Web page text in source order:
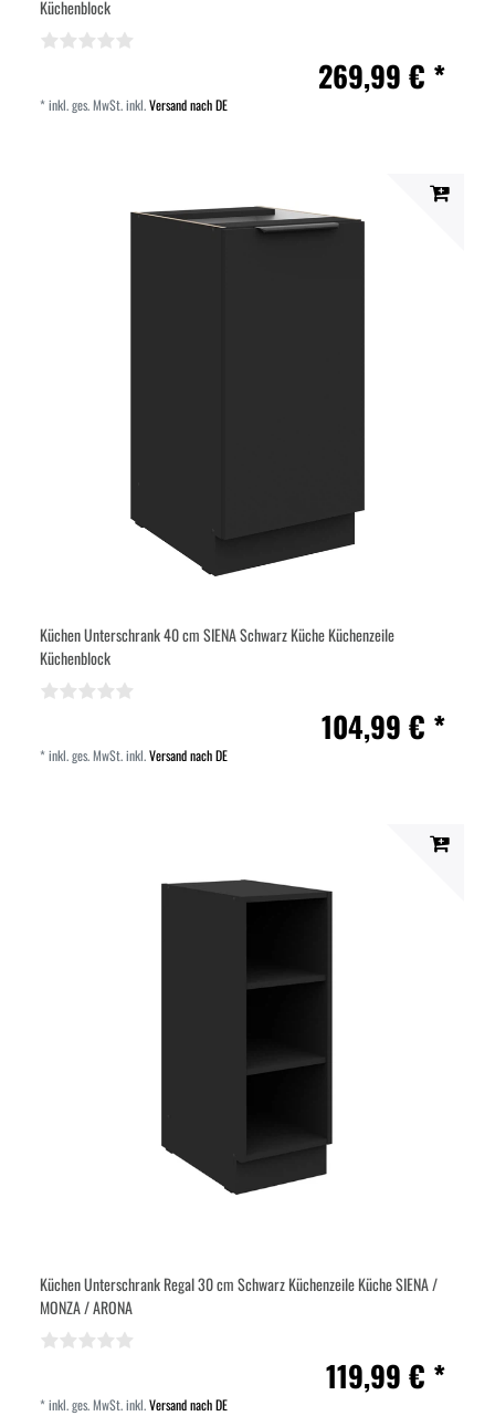
Küchenblock
269,99 € *
*inkl. ges. MwSt.inkl.Versand nach DE
Küchen Unterschrank 40 cm SIENA Schwarz Küche Küchenzeile
Küchenblock
104,99 € *
*inkl. ges. MwSt.inkl.Versand nach DE
Küchen Unterschrank Regal 30 cm Schwarz Küchenzeile Küche SIENA /
MONZA / ARONA
119,99 € *
*inkl. ges. MwSt.inkl.Versand nach DE